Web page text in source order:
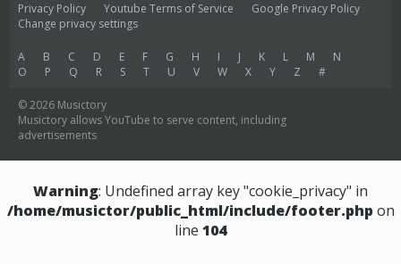
Privacy Policy Youtube Terms of Service
Google Privacy Policy
Change privacy settings
A B C D E F G H I J K L M
N
O
P Q R S T U V W X Y Z #
© 2026 Musictory
Musictory allows YouTube to serve content, including
advertisements
Warning: Undefined array key "cookie_privacy" in
/home/musictor/public_html/include/footer.php on
line 104